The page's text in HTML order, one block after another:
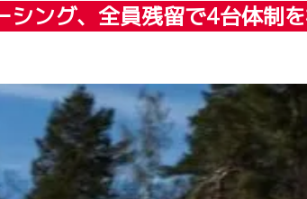
ング、全員残留で4台体制